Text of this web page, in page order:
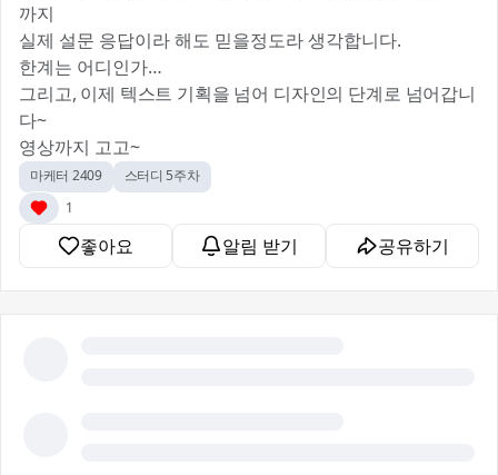
까지
실제 설문 응답이라 해도 믿을정도라 생각합니다.
한계는 어디인가…
그리고, 이제 텍스트 기획을 넘어 디자인의 단계로 넘어갑니
다~
영상까지 고고~
마케터 2409
스터디 5주차
1
좋아요 알림 받기 공유하기